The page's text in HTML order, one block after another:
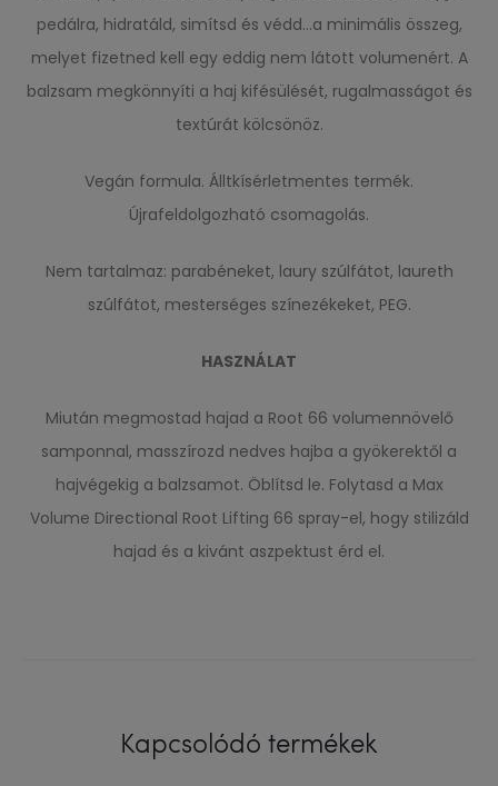
pedálra, hidratáld, simítsd és védd…a minimális összeg,
melyet fizetned kell egy eddig nem látott volumenért. A
balzsam megkönnyíti a haj kifésülését, rugalmasságot és
textúrát kölcsönöz.
Vegán formula. Álltkísérletmentes termék.
Újrafeldolgozható csomagolás.
Nem tartalmaz: parabéneket, laury szúlfátot, laureth
szúlfátot, mesterséges színezékeket, PEG.
HASZNÁLAT
Miután megmostad hajad a Root 66 volumennövelő
samponnal, masszírozd nedves hajba a gyökerektől a
hajvégekig a balzsamot. Öblítsd le. Folytasd a Max
Volume Directional Root Lifting 66 spray-el, hogy stilizáld
hajad és a kivánt aszpektust érd el.
Kapcsolódó termékek